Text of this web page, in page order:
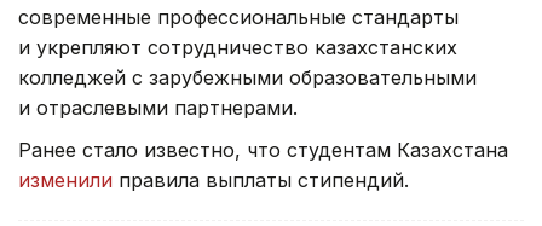
современные профессиональные стандарты
и укрепляют сотрудничество казахстанских
колледжей с зарубежными образовательными
и отраслевыми партнерами.
Ранее стало известно, что студентам Казахстана
изменили правила выплаты стипендий.